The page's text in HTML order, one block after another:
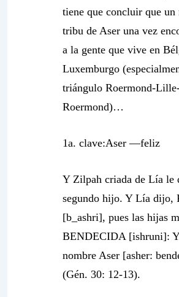
tiene que concluir que un
tribu de Aser una vez
a la gente que vive en
Luxemburgo
triángulo Roermond-
Roermond)…
1a. clave:Aser —feliz
Y Zilpah criada de Lía le
segundo hijo. Y Lía dijo,
[b_ashri], pues las hijas
BENDECIDA [ishruni]:
nombre Aser [asher:
(Gén. 30: 12-13).